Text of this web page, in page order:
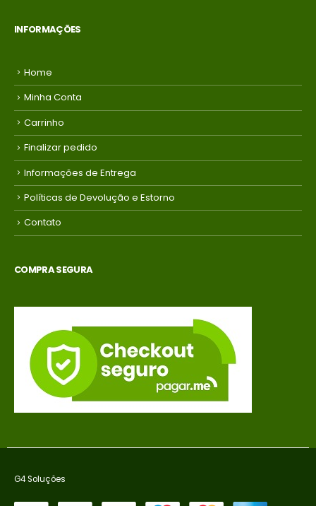
INFORMAÇÕES
Home
Minha Conta
Carrinho
Finalizar pedido
Informações de Entrega
Políticas de Devolução e Estorno
Contato
COMPRA SEGURA
G4 Soluções